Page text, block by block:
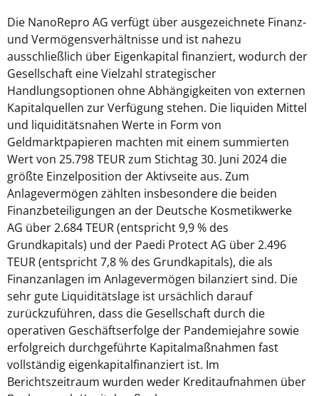
Die NanoRepro AG verfügt über ausgezeichnete Finanz-
und Vermögensverhältnisse und ist nahezu
ausschließlich über Eigenkapital finanziert, wodurch der
Gesellschaft eine Vielzahl strategischer
Handlungsoptionen ohne Abhängigkeiten von externen
Kapitalquellen zur Verfügung stehen. Die liquiden Mittel
und liquiditätsnahen Werte in Form von
Geldmarktpapieren machten mit einem summierten
Wert von 25.798 TEUR zum Stichtag 30. Juni 2024 die
größte Einzelposition der Aktivseite aus. Zum
Anlagevermögen zählten insbesondere die beiden
Finanzbeteiligungen an der Deutsche Kosmetikwerke
AG über 2.684 TEUR (entspricht 9,9 % des
Grundkapitals) und der Paedi Protect AG über 2.496
TEUR (entspricht 7,8 % des Grundkapitals), die als
Finanzanlagen im Anlagevermögen bilanziert sind. Die
sehr gute Liquiditätslage ist ursächlich darauf
zurückzuführen, dass die Gesellschaft durch die
operativen Geschäftserfolge der Pandemiejahre sowie
erfolgreich durchgeführte Kapitalmaßnahmen fast
vollständig eigenkapitalfinanziert ist. Im
Berichtszeitraum wurden weder Kreditaufnahmen über